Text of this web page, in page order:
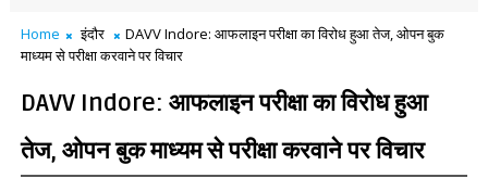
Home इंदौर
DAVV Indore: आफलाइन परीक्षा का विरोध हुआ तेज, ओपन बुक
माध्यम से परीक्षा करवाने पर विचार
DAVV Indore: आफलाइन परीक्षा का विरोध हुआ
तेज, ओपन बुक माध्यम से परीक्षा करवाने पर विचार